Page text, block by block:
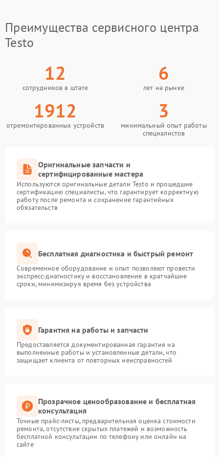
Преимущества сервисного центра
Testo
12
сотрудников в штате
6
лет на рынке
1912
отремонтированных устройств
3
минимальный опыт работы
специалистов
Оригинальные запчасти и
сертифицированные мастера
Используются оригинальные детали Testo и прошедшие
сертификацию специалисты, что гарантирует корректную
работу после ремонта и сохранение гарантийных
обязательств
Бесплатная диагностика и быстрый ремонт
Современное оборудование и опыт позволяют провести
экспресс-диагностику и восстановление в кратчайшие
сроки, минимизируя время без устройства
Гарантия на работы и запчасти
Предоставляется документированная гарантия на
выполненные работы и установленные детали, что
защищает клиента от повторных неисправностей
Прозрачное ценообразование и бесплатная
консультация
Точные прайс-листы, предварительная оценка стоимости
ремонта, отсутствие скрытых платежей и возможность
бесплатной консультации по телефону или онлайн на
сайте